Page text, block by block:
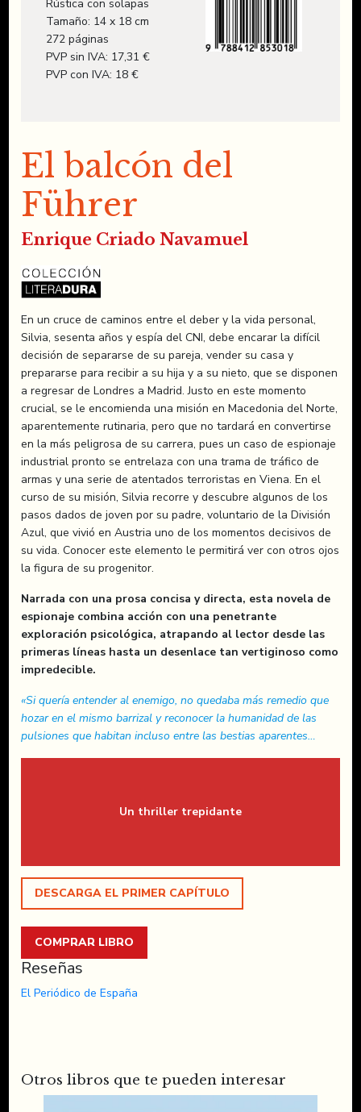
Rústica con solapas
Tamaño: 14 x 18 cm
272 páginas
PVP sin IVA: 17,31 €
PVP con IVA: 18 €
El balcón del
Führer
Enrique Criado Navamuel
En un cruce de caminos entre el deber y la vida personal,
Silvia, se­senta años y espía del CNI, debe encarar la difícil
decisión de sepa­rarse de su pareja, vender su casa y
prepararse para recibir a su hija y a su nieto, que se disponen
a regresar de Londres a Ma­drid. Justo en este momento
crucial, se le encomienda una misión en Macedonia del Norte,
aparentemente rutinaria, pero que no tardará en con­vertirse
en la más peligrosa de su carrera, pues un caso de espionaje
industrial pronto se entrelaza con una trama de tráfico de
armas y una serie de atentados terroristas en Viena. En el
curso de su misión, Silvia recorre y descubre algunos de los
pasos dados de joven por su padre, voluntario de la División
Azul, que vivió en Austria uno de los momentos decisivos de
su vida. Conocer este elemento le permitirá ver con otros ojos
la figura de su progenitor.
Narrada con una prosa concisa y directa, esta novela de
espio­naje combina acción con una penetrante
exploración psicoló­gica, atrapando al lector desde las
primeras líneas hasta un desenlace tan vertiginoso como
impredecible.
«Si quería entender al enemigo, no quedaba más remedio que
hozar en el mismo barrizal y reconocer la humanidad de las
pulsiones que habitan incluso entre las bestias aparentes…
Un thriller trepidante
DESCARGA EL PRIMER CAPÍTULO
COMPRAR LIBRO
Reseñas
El Periódico de España
Otros libros que te pueden interesar